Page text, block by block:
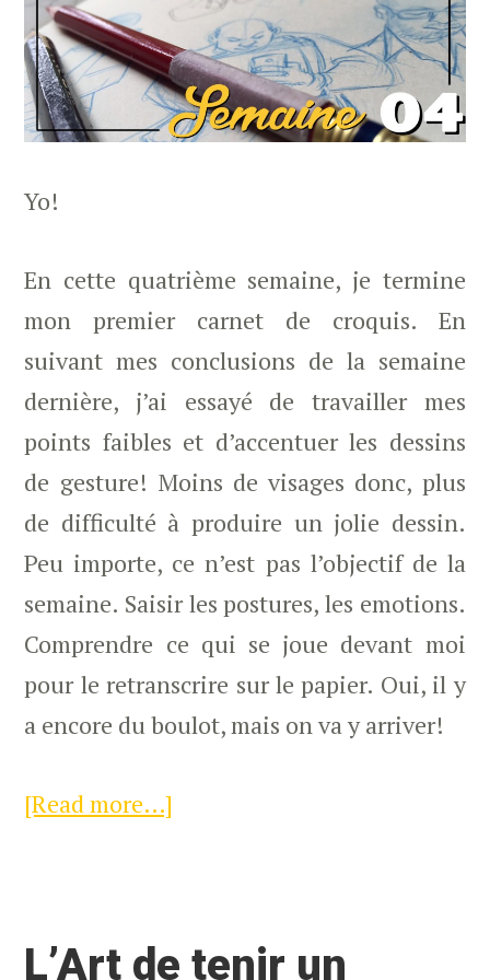
Yo!
En cette quatrième semaine, je termine
mon premier carnet de croquis. En
suivant mes conclusions de la semaine
dernière, j’ai essayé de travailler mes
points faibles et d’accentuer les dessins
de gesture! Moins de visages donc, plus
de difficulté à produire un jolie dessin.
Peu importe, ce n’est pas l’objectif de la
semaine. Saisir les postures, les emotions.
Comprendre ce qui se joue devant moi
pour le retranscrire sur le papier. Oui, il y
a encore du boulot, mais on va y arriver!
[Read more…]
Plus
L’Art de tenir un